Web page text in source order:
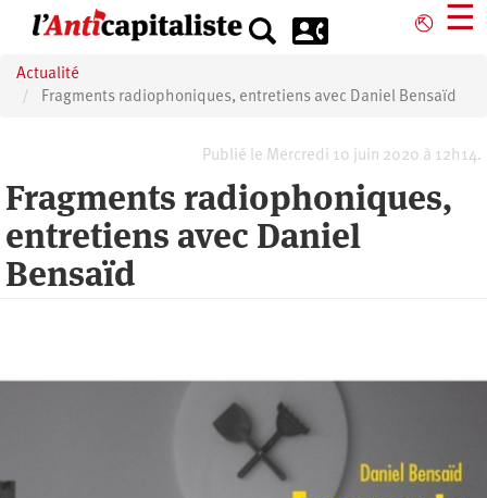
principal
⎋ ☰
Actualité
Fragments radiophoniques, entretiens avec Daniel Bensaïd
Publié le Mercredi 10 juin 2020 à 12h14.
Fragments radiophoniques,
entretiens avec Daniel
Bensaïd